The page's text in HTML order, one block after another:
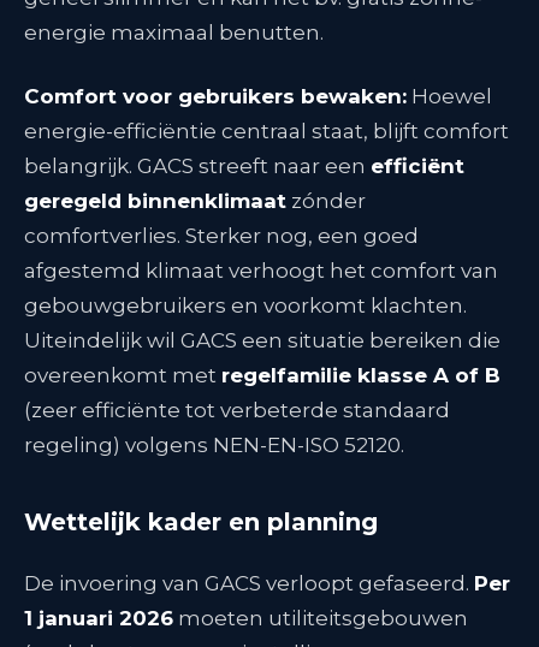
energie maximaal benutten.
Comfort voor gebruikers bewaken: Hoewel
energie-efficiëntie centraal staat, blijft comfort
belangrijk. GACS streeft naar een efficiënt
geregeld binnenklimaat zónder
comfortverlies. Sterker nog, een goed
afgestemd klimaat verhoogt het comfort van
gebouwgebruikers en voorkomt klachten.
Uiteindelijk wil GACS een situatie bereiken die
overeenkomt met regelfamilie klasse A of B
(zeer efficiënte tot verbeterde standaard
regeling) volgens NEN-EN-ISO 52120.
Wettelijk kader en planning
De invoering van GACS verloopt gefaseerd. Per
1 januari 2026 moeten utiliteitsgebouwen